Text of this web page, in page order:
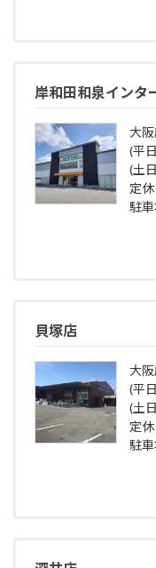
岸和田和泉インタ
大
(平
(土
定
駐
貝塚店
大
(平
(土
定
駐